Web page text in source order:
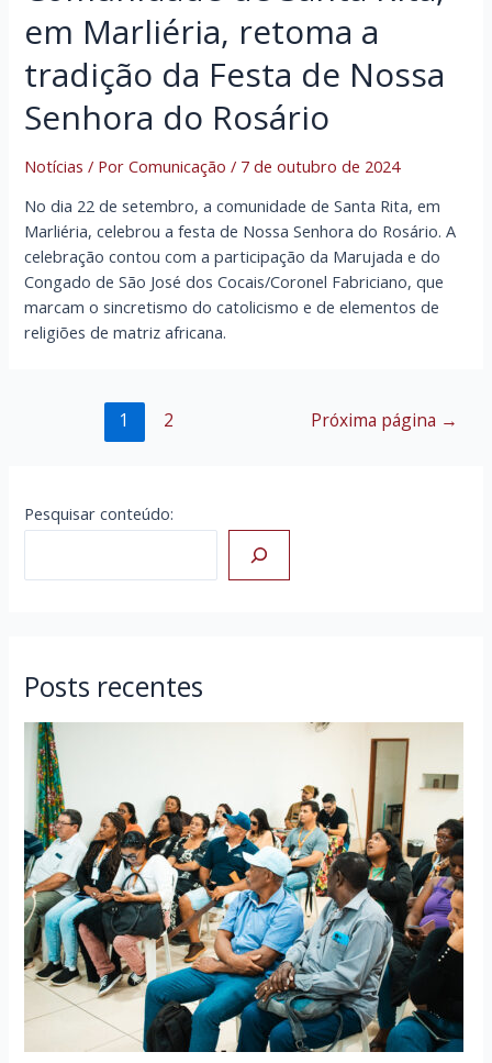
em Marliéria, retoma a
tradição da Festa de Nossa
Senhora do Rosário
Notícias / PorComunicação/ 7 de outubro de 2024
No dia 22 de setembro, a comunidade de Santa Rita, em
Marliéria, celebrou a festa de Nossa Senhora do Rosário. A
celebração contou com a participação da Marujada e do
Congado de São José dos Cocais/Coronel Fabriciano, que
marcam o sincretismo do catolicismo e de elementos de
religiões de matriz africana.
1 2 Próxima página →
Pesquisar conteúdo:
Posts recentes